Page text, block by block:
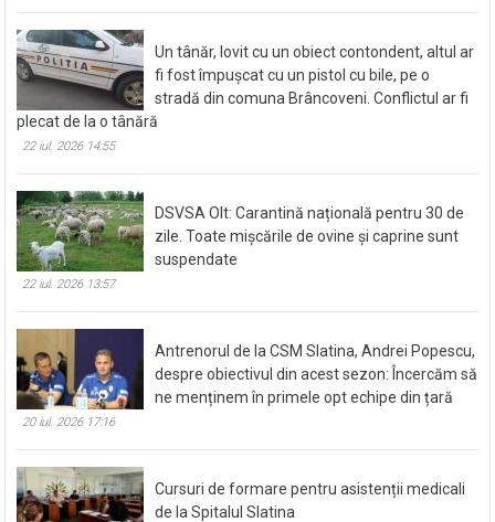
Un tânăr, lovit cu un obiect contondent, altul ar
fi fost împușcat cu un pistol cu bile, pe o
stradă din comuna Brâncoveni. Conflictul ar fi
plecat de la o tânără
22 iul. 2026 14:55
DSVSA Olt: Carantină națională pentru 30 de
zile. Toate mișcările de ovine și caprine sunt
suspendate
22 iul. 2026 13:57
Antrenorul de la CSM Slatina, Andrei Popescu,
despre obiectivul din acest sezon: Încercăm să
ne menținem în primele opt echipe din țară
20 iul. 2026 17:16
Cursuri de formare pentru asistenții medicali
de la Spitalul Slatina